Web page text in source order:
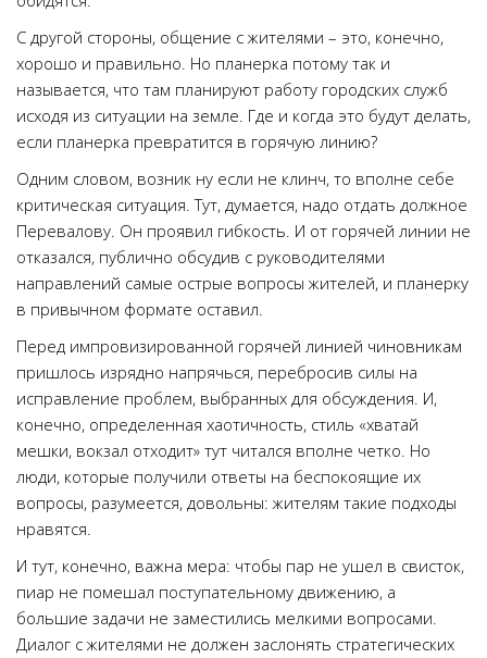
С другой стороны, общение с жителями – это, конечно,
хорошо и правильно. Но планерка потому так и
называется, что там планируют работу городских служб
исходя из ситуации на земле. Где и когда это будут делать,
если планерка превратится в горячую линию?
Одним словом, возник ну если не клинч, то вполне себе
критическая ситуация. Тут, думается, надо отдать должное
Перевалову. Он проявил гибкость. И от горячей линии не
отказался, публично обсудив с руководителями
направлений самые острые вопросы жителей, и планерку
в привычном формате оставил.
Перед импровизированной горячей линией чиновникам
пришлось изрядно напрячься, перебросив силы на
исправление проблем, выбранных для обсуждения. И,
конечно, определенная хаотичность, стиль «хватай
мешки, вокзал отходит» тут читался вполне четко. Но
люди, которые получили ответы на беспокоящие их
вопросы, разумеется, довольны: жителям такие подходы
нравятся.
И тут, конечно, важна мера: чтобы пар не ушел в свисток,
пиар не помешал поступательному движению, а
большие задачи не заместились мелкими вопросами.
Диалог с жителями не должен заслонять стратегических